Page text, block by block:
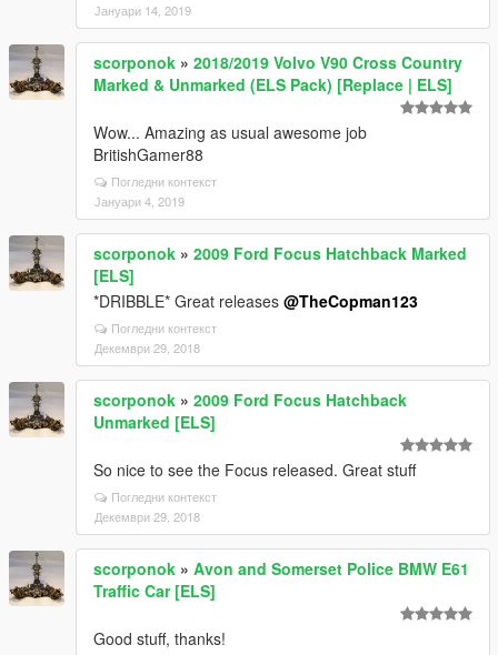
Јануари 14, 2019
scorponok » 2018/2019 Volvo V90 Cross Country
Marked & Unmarked (ELS Pack) [Replace | ELS]
Wow... Amazing as usual awesome job
BritishGamer88
Погледни контекст
Јануари 4, 2019
scorponok » 2009 Ford Focus Hatchback Marked
[ELS]
*DRIBBLE* Great releases @TheCopman123
Погледни контекст
Декември 29, 2018
scorponok » 2009 Ford Focus Hatchback
Unmarked [ELS]
So nice to see the Focus released. Great stuff
Погледни контекст
Декември 29, 2018
scorponok » Avon and Somerset Police BMW E61
Traffic Car [ELS]
Good stuff, thanks!